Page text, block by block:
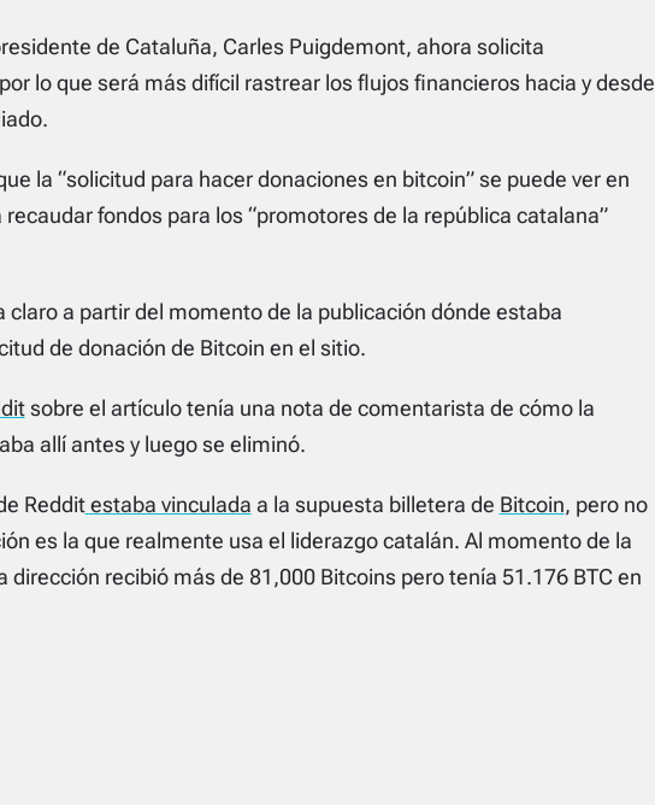
de Cataluña, Carles Puigdemont, ahora solicita
lo que será más difícil rastrear los flujos financieros hacia y desde
la “solicitud para hacer donaciones en bitcoin” se puede ver en
fondos para los “promotores de la república catalana”
claro a partir del momento de la publicación dónde estaba
de donación de Bitcoin en el sitio.
sobre el artículo tenía una nota de comentarista de cómo la
allí antes y luego se eliminó.
Redditestaba vinculada a la supuesta billetera de Bitcoin, pero no
es la que realmente usa el liderazgo catalán. Al momento de la
dirección recibió más de 81,000 Bitcoins pero tenía 51.176 BTC en